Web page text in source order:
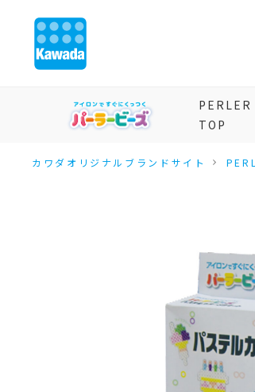
PERLER
TOP
カワダオリジナルブランドサイト